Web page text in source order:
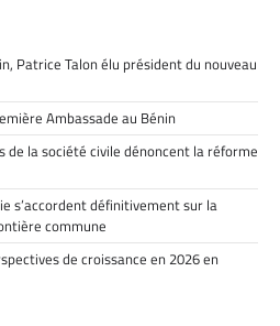
Patrice Talon élu président du nouveau
Ambassade au Bénin
de la société civile dénoncent la réforme
s’accordent définitivement sur la
commune
de croissance en 2026 en